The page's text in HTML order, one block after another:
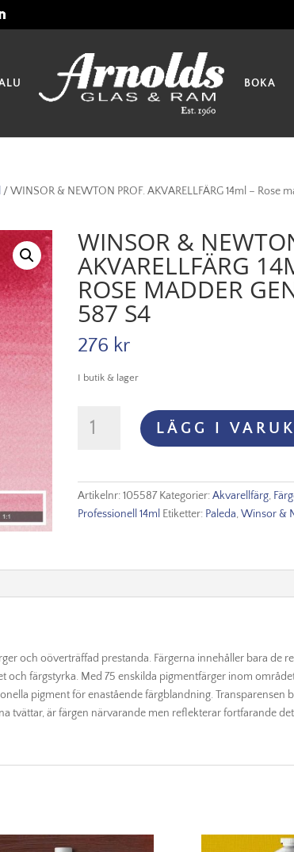
BOKA
/ WINSOR & NEWTON PROF. AKVARELLFÄRG 14ml – Rose
WINSOR &
AKVARELLFÄRG
ROSE MADDER
587 S4
276 kr
I butik & lager
587
LÄGG I
Artikelnr:105587 Kategorier:Akvarellfärg,
Professionell 14ml Etiketter: Paleda,Winsor &
och oöverträffad prestanda. Färgerna innehåller bara de
och färgstyrka. Med 75 enskilda pigmentfärger inom
pigment för enastående färgblandning. Transparensen
tvättar, är färgen närvarande men reflekterar fortfarande